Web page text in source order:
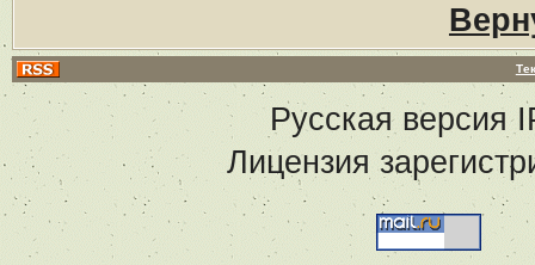
Русская версия
Лицензия